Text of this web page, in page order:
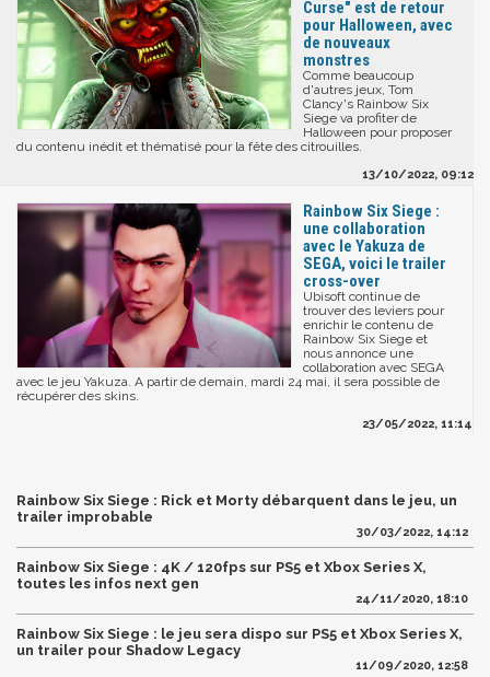
Curse" est de retour
pour Halloween, avec
de nouveaux
monstres
Comme beaucoup
d'autres jeux, Tom
Clancy's Rainbow Six
Siege va profiter de
Halloween pour proposer
du contenu inédit et thématisé pour la fête des citrouilles.
13/10/2022, 09:12
Rainbow Six Siege :
une collaboration
avec le Yakuza de
SEGA, voici le trailer
cross-over
Ubisoft continue de
trouver des leviers pour
enrichir le contenu de
Rainbow Six Siege et
nous annonce une
collaboration avec SEGA
avec le jeu Yakuza. A partir de demain, mardi 24 mai, il sera possible de
récupérer des skins.
23/05/2022, 11:14
Rainbow Six Siege : Rick et Morty débarquent dans le jeu, un
trailer improbable
30/03/2022, 14:12
Rainbow Six Siege : 4K / 120fps sur PS5 et Xbox Series X,
toutes les infos next gen
24/11/2020, 18:10
Rainbow Six Siege : le jeu sera dispo sur PS5 et Xbox Series X,
un trailer pour Shadow Legacy
11/09/2020, 12:58